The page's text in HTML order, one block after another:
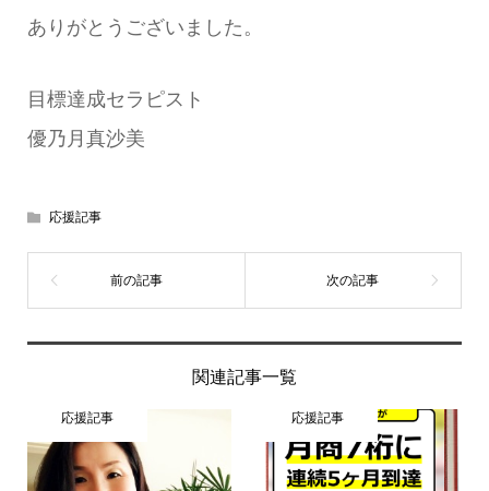
ありがとうございました。
目標達成セラピスト
優乃月真沙美
応援記事
関連記事一覧
応援記事 応援記事